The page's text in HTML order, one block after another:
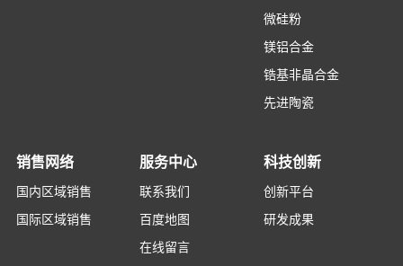
微硅粉
镁铝合金
锆基非晶合金
先进陶瓷
销售网络
国内区域销售
国际区域销售
服务中心
联系我们
百度地图
在线留言
科技创新
创新平台
研发成果